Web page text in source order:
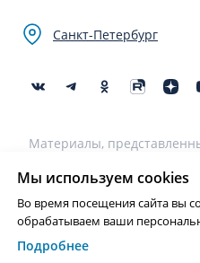
Санкт-Петербург
Материалы,
использованы для
лечения и не являются
Необходима
Нашли ошибку? Выделите текст и
Мы используем cookies
Во время посещения сайта вы
обрабатываем ваши
Подробнее